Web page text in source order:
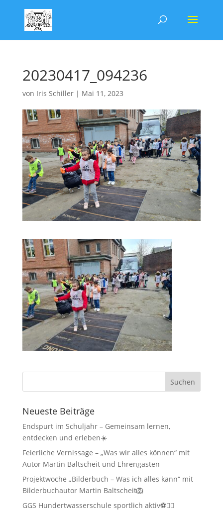
20230417_094236
von Iris Schiller| Mai 11, 2023
Neueste Beiträge
Endspurt im Schuljahr – Gemeinsam lernen,
entdecken und erleben☀️
Feierliche Vernissage – „Was wir alles können“ mit
Autor Martin Baltscheit und Ehrengästen
Projektwoche „Bilderbuch – Was ich alles kann“ mit
Bilderbuchautor Martin Baltscheit🦁
GGS Hundertwasserschule sportlich aktiv⚽🏃‍♂️